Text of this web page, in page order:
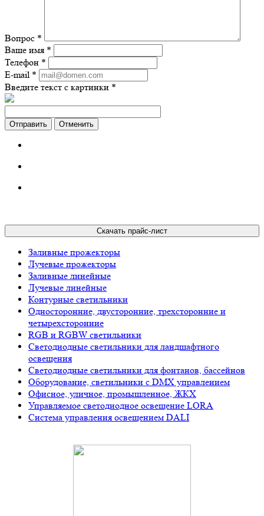
Вопрос *
Ваше имя *
Телефон *
E-mail *
Введите текст с картинки *
Отменить
Скачать прайс-лист
Заливные прожекторы
Лучевые прожекторы
Заливные линейные
Лучевые линейные
Контурные светильники
Односторонние, двусторонние, трехсторонние и
четырехсторонние
RGB и RGBW светильники
Светодиодные светильники для ландшафтного
освещения
Светодиодные светильники для фонтанов, бассейнов
Оборудование, светильники с DMX управлением
Офисное, уличное, промышленное, ЖКХ
Управляемое светодиодное освещение LORA
Система управления освещением DALI